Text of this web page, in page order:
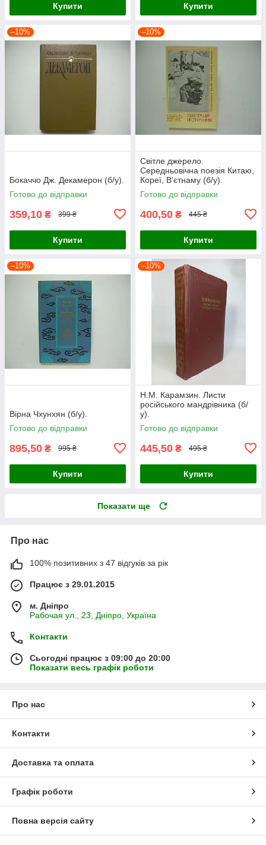
Купити Купити
–10%
Бокаччо Дж. Декамерон (б/у).
Готово до відправки
359,10 ₴ 399 ₴
Купити
–10%
Світле джерело.
Середньовічна поезія Китаю,
Кореї, В'єтнаму (б/у).
Готово до відправки
400,50 ₴ 445 ₴
Купити
–10%
Вірна Чхунхян (б/у).
Готово до відправки
895,50 ₴ 995 ₴
Купити
–10%
Н.М. Карамзин. Листи
російського мандрівника (б/
у).
Готово до відправки
445,50 ₴ 495 ₴
Купити
Показати ще
Про нас
100% позитивних з 47 відгуків за рік
Працює з 29.01.2015
м. Дніпро
Рабочая ул., 23, Дніпро, Україна
Контакти
Сьогодні працює з 09:00 до 20:00
Показати весь графік роботи
Про нас
Контакти
Доставка та оплата
Графік роботи
Повна версія сайту